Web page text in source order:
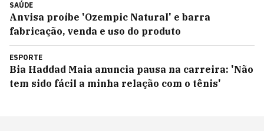
SAÚDE
Anvisa proíbe 'Ozempic Natural' e barra
fabricação, venda e uso do produto
ESPORTE
Bia Haddad Maia anuncia pausa na carreira: 'Não
tem sido fácil a minha relação com o tênis'